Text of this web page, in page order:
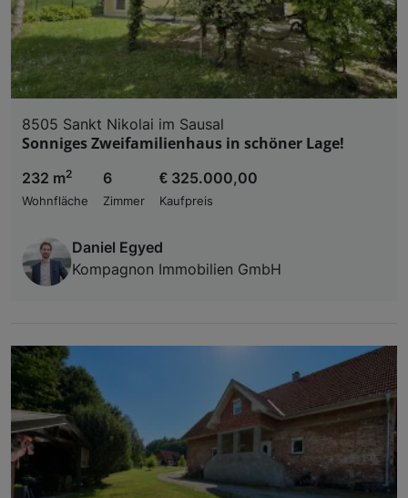
8505 Sankt Nikolai im Sausal
Sonniges Zweifamilienhaus in schöner Lage!
232 m2
Wohnfläche
6
Zimmer
€ 325.000,00
Kaufpreis
Daniel Egyed
Kompagnon Immobilien GmbH